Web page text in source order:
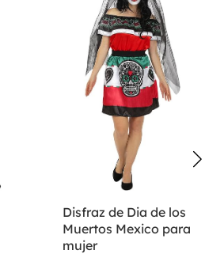
Disfraz de Dia de los
Muertos Mexico para
mujer